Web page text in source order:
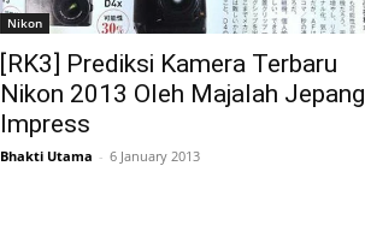
Nikon
[RK3] Prediksi Kamera Terbaru
Nikon 2013 Oleh Majalah Jepang
Impress
Bhakti Utama - 6 January 2013